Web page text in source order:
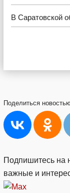
В Саратовской
Поделиться
Подпишитесь на
важные и